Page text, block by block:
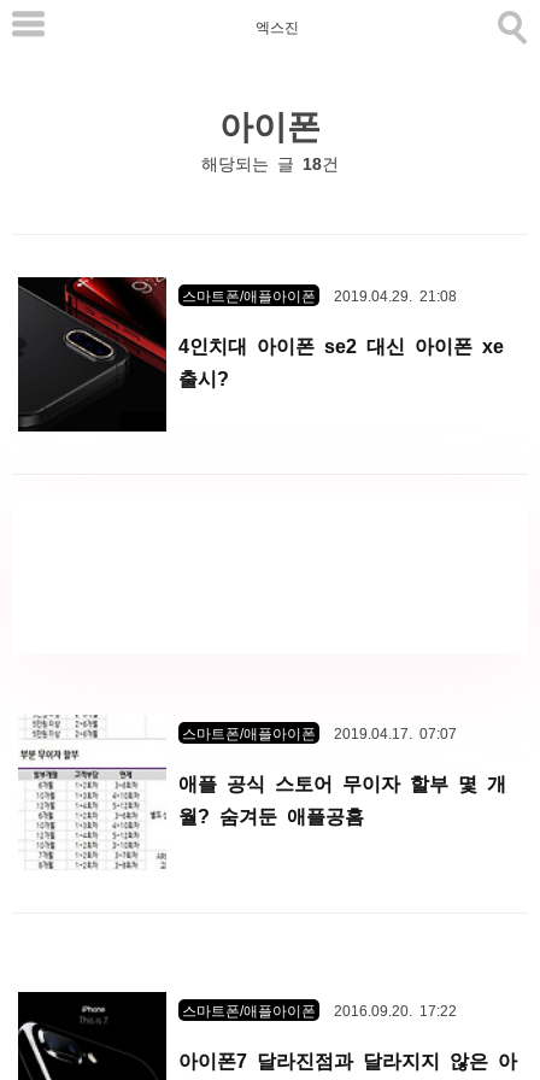
본
엑스진
아이폰
해당되는 글 18건
스마트폰/애플아이폰 2019.04.29. 21:08
4인치대 아이폰 se2 대신 아이폰 xe
출시?
스마트폰/애플아이폰 2019.04.17. 07:07
애플 공식 스토어 무이자 할부 몇 개
월? 숨겨둔 애플공홈
스마트폰/애플아이폰 2016.09.20. 17:22
아이폰7 달라진점과 달라지지 않은 아